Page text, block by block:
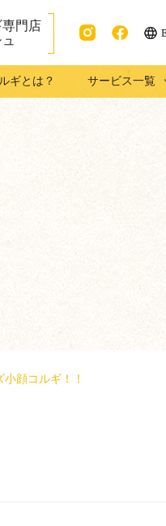
門店
ram
ook
ギとは？ サービス一覧
小顔コルギ！！